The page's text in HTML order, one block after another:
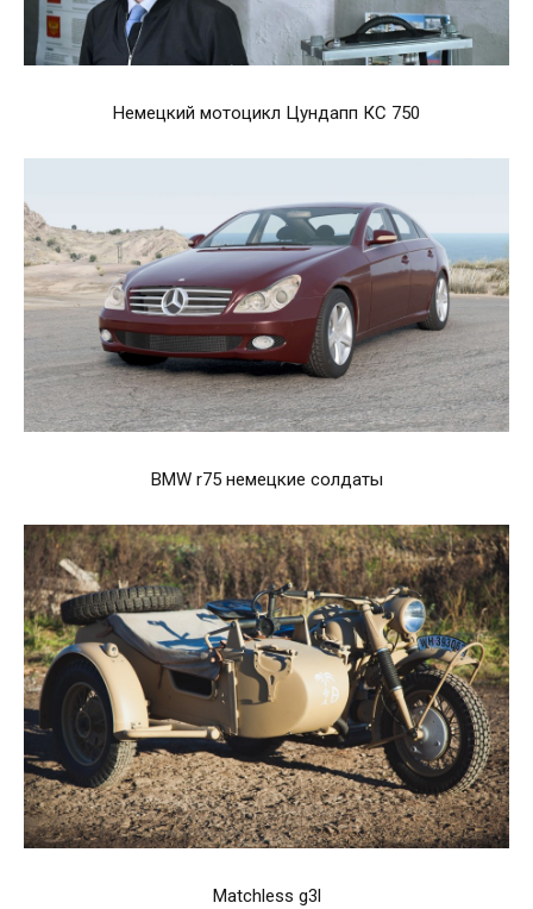
Немецкий мотоцикл Цундапп КС 750
BMW r75 немецкие солдаты
Matchless g3l